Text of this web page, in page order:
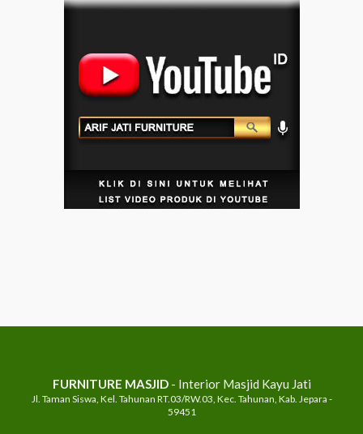
FURNITURE MASJID- Interior Masjid Kayu Jati
Jl. Taman Siswa, Kel. Tahunan RT.03/RW.03, Kec. Tahunan, Kab. Jepara -
59451